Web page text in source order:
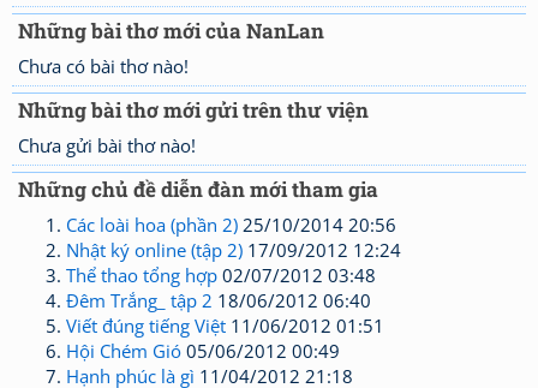
Những bài thơ mới của NanLan
Chưa có bài thơ nào!
Những bài thơ mới gửi trên thư viện
Chưa gửi bài thơ nào!
Những chủ đề diễn đàn mới tham gia
Các loài hoa (phần 2) 25/10/2014 20:56
Nhật ký online (tập 2) 17/09/2012 12:24
Thể thao tổng hợp 02/07/2012 03:48
Đêm Trắng_ tập 2 18/06/2012 06:40
Viết đúng tiếng Việt 11/06/2012 01:51
Hội Chém Gió 05/06/2012 00:49
Hạnh phúc là gì 11/04/2012 21:18